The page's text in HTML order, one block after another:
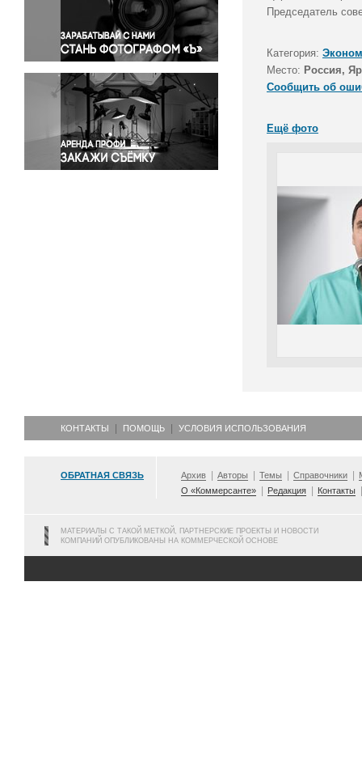
Правосудие
Происшествия и конфликты
Религия
Светская жизнь
Спорт
Экология
Экономика и бизнес
Председатель
Категория:
Место: Россия,
Сообщить об
Ещё фото
КОНТАКТЫ ПОМОЩЬ УСЛОВИЯ ИСПОЛЬЗОВАНИЯ
ОБРАТНАЯ СВЯЗЬ Архив Авторы Темы Справочники
О «Коммерсанте»
Редакция Контакты
МАТЕРИАЛЫ С ТАКОЙ МЕТКОЙ, ПАРТНЕРСКИЕ ПРОЕКТЫ И НОВОСТИ
КОМПАНИЙ ОПУБЛИКОВАНЫ НА КОММЕРЧЕСКОЙ ОСНОВЕ